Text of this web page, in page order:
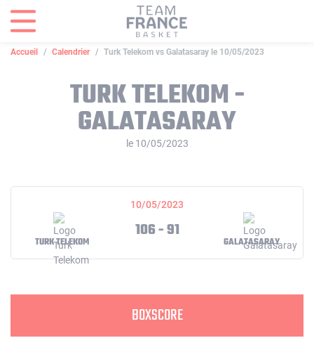
Accueil Calendrier Turk Telekom vs Galatasaray le 10/05/2023
TURK TELEKOM -
GALATASARAY
le 10/05/2023
10/05/2023
TURK TELEKOM
106 - 91
GALATASARAY
BOXSCORE
Panneau de gestion des cookies